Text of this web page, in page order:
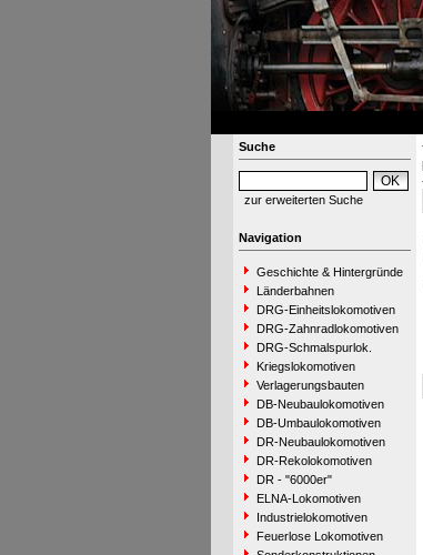
Suche
zur erweiterten Suche
Navigation
Geschichte & Hintergründe
Länderbahnen
DRG-Einheitslokomotiven
DRG-Zahnradlokomotiven
DRG-Schmalspurlok.
Kriegslokomotiven
Verlagerungsbauten
DB-Neubaulokomotiven
DB-Umbaulokomotiven
DR-Neubaulokomotiven
DR-Rekolokomotiven
DR - "6000er"
ELNA-Lokomotiven
Industrielokomotiven
Feuerlose Lokomotiven